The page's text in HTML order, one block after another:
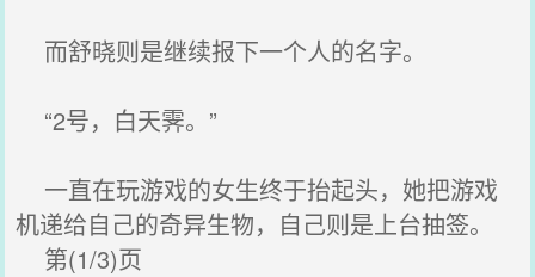
而舒晓则是继续报下一个人的名字。
“2号，白天霁。”
一直在玩游戏的女生终于抬起头，她把游戏
机递给自己的奇异生物，自己则是上台抽签。
第(1/3)页